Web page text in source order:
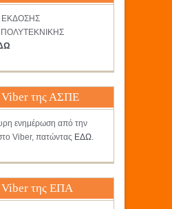
ΕΚΔΟΣΗΣ
ΠΟΛΥΤΕΚΝΙΚΗΣ
της ΑΣΠΕ
ενημέρωση από την
Viber, πατώντας ΕΔΩ.
της ΕΠΑ